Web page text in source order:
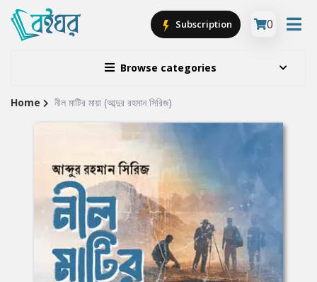
Browse categories
Subscription 0
Site
Home নীল মাটির মায়া (আব্দুর রহমান সিরিজ)